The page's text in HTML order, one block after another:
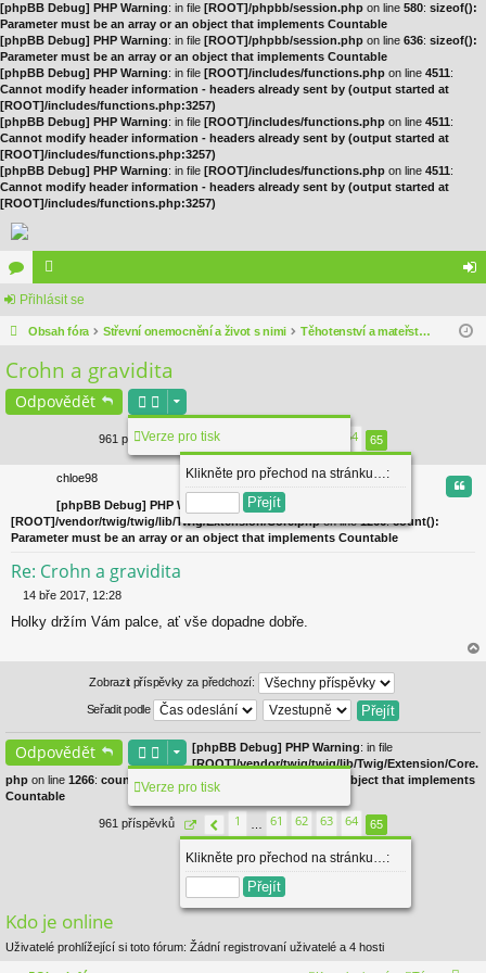
[phpBB Debug] PHP Warning: in file [ROOT]/phpbb/session.php on line 580: sizeof():
Parameter must be an array or an object that implements Countable
[phpBB Debug] PHP Warning: in file [ROOT]/phpbb/session.php on line 636: sizeof():
Parameter must be an array or an object that implements Countable
[phpBB Debug] PHP Warning: in file [ROOT]/includes/functions.php on line 4511:
Cannot modify header information - headers already sent by (output started at
[ROOT]/includes/functions.php:3257)
[phpBB Debug] PHP Warning: in file [ROOT]/includes/functions.php on line 4511:
Cannot modify header information - headers already sent by (output started at
[ROOT]/includes/functions.php:3257)
[phpBB Debug] PHP Warning: in file [ROOT]/includes/functions.php on line 4511:
Cannot modify header information - headers already sent by (output started at
[ROOT]/includes/functions.php:3257)
ór
a
le
no
vé
lá
Přihlásit se
Obsah fóra Střevní onemocnění a život s nimi Těhotenství a mateřství při onemocnění
Crohn a gravidita
Odpovědět
Verze pro tisk
961 příspěvků
Stránka65z65
Klikněte pro přechod na stránku…:
Předchozí
64 65
chloe98
[phpBB Debug] PHP Warning
: in file
[ROOT]/vendor/twig/twig/lib/Twig/Extension/Core.phpon line1266:count():
Parameter must be an array or an object that implements Countable
Re: Crohn a gravidita
ř
k
14 bře 2017, 12:28
Holky držím Vám palce, ať vše dopadne dobře.
Zobrazit příspěvky za předchozí:
Seřadit podle
Odpovědět
Verze pro tisk
[phpBB Debug] PHP Warning: in file
[ROOT]/vendor/twig/twig/lib/Twig/Extension/Core.
php on line 1266: count(): Parameter must be an array or an object that implements
Countable
961 příspěvků
Stránka65z65
Klikněte pro přechod na stránku…:
Předchozí
1 61 62 63 64 65
Kdo je online
Uživatelé prohlížející si toto fórum: Žádní registrovaní uživatelé a 4 hosti